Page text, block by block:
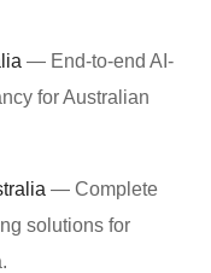
— End-to-end AI-
for Australian
— Complete
solutions for